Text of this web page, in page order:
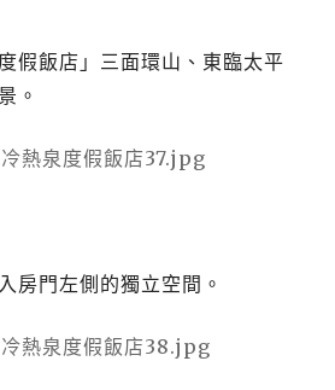
假飯店」三面環山、東臨太平
。
房門左側的獨立空間。